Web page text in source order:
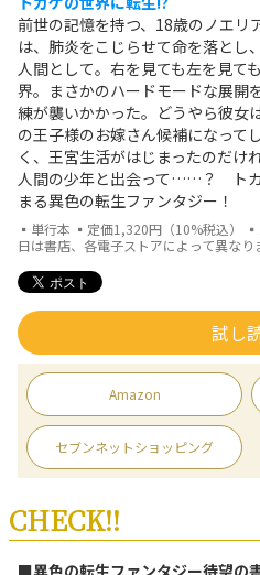
前世の記憶を持つ、18歳のノエリ
は、肺炎をこじらせて命を落とし
人間として。右を見ても左を見て
界。まさかのハードモードな展開
練が襲いかかった。どうやら彼女
の王子様のお嫁さん候補になっ
く、王宮生活がはじまったのだけ
人間の少年と出会って……？ ト
まる異色の転生ファンタジー！
▪単行本 ▪定価1,320円（10%税込）
日は書店、各電子ストアによって異なり
試し
Amazon
セブンネットショッピング
CHECK!!
■異色の転生ファンタジー待望の